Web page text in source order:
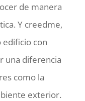
de manera
Y creedme,
edificio con
una diferencia
como la
exterior.